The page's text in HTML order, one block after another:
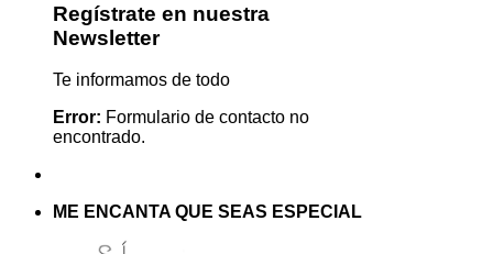
Regístrate en nuestra
Newsletter
Te informamos de todo
Error: Formulario de contacto no
encontrado.
ME ENCANTA QUE SEAS ESPECIAL